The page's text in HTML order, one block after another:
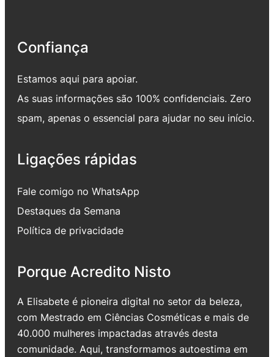
Confiança
Estamos aqui para apoiar.
As suas informações são 100% confidenciais. Zero
spam, apenas o essencial para ajudar no seu início.
Ligações rápidas
Fale comigo no WhatsApp
Destaques da Semana
Política de privacidade
Porque Acredito Nisto
A Elisabete é pioneira digital no setor da beleza,
com Mestrado em Ciências Cosméticas e mais de
40.000 mulheres impactadas através desta
comunidade. Aqui, transformamos autoestima em